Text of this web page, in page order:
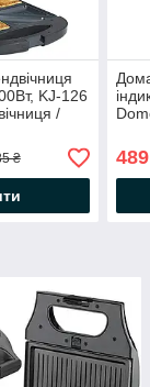
KJ-126
/
₴
для